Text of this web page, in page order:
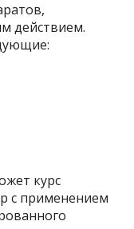
действием.
курс
с применением